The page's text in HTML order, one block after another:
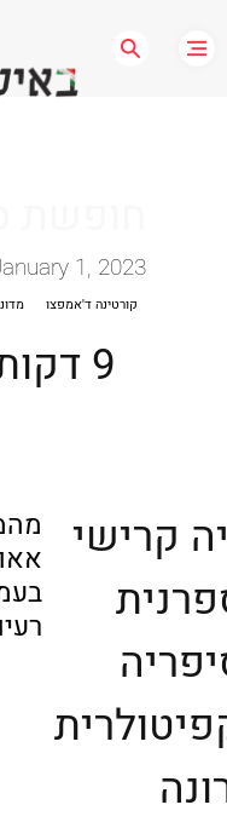
1, 2023
9 דקות
קורטינה ד'אמפצו
קרישי